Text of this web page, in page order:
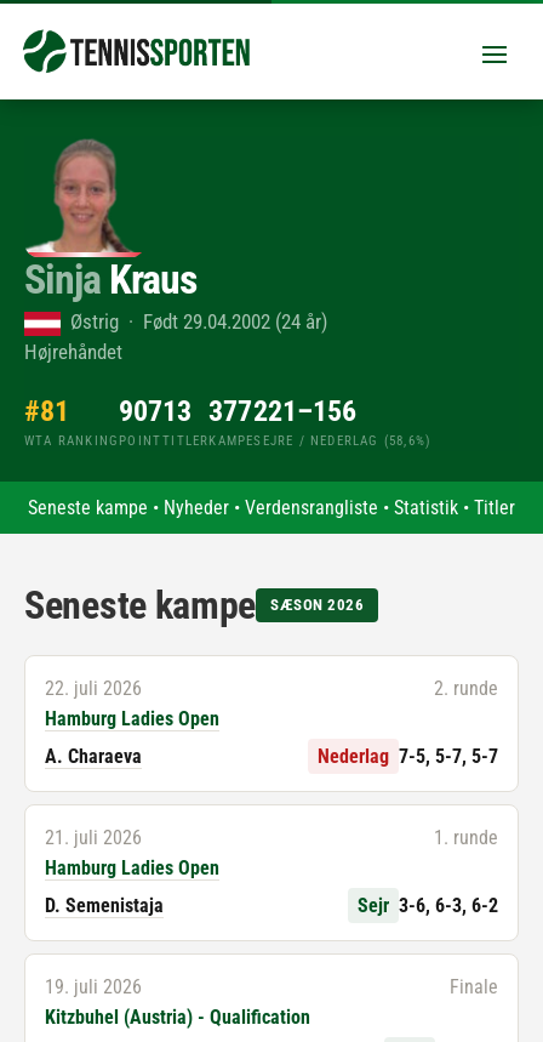
Sinja Kraus
Østrig · Født 29.04.2002 (24 år)
Højrehåndet
#81
WTA RANKING
907
POINT
13
TITLER
377
KAMPE
221–156
SEJRE / NEDERLAG (58,6%)
Seneste kampe • Nyheder • Verdensrangliste • Statistik • Titler
Seneste kampe SÆSON 2026
22. juli 2026
2. runde
Hamburg Ladies Open
A. Charaeva
Nederlag 7-5, 5-7, 5-7
21. juli 2026
1. runde
Hamburg Ladies Open
D. Semenistaja
Sejr 3-6, 6-3, 6-2
19. juli 2026
Finale
Kitzbuhel (Austria) - Qualification